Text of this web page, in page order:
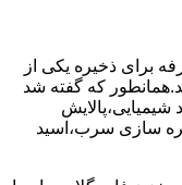
برای ذخیره یکی از
که گفته شد
شیمیایی،پالایش
سازی سرب،اسید